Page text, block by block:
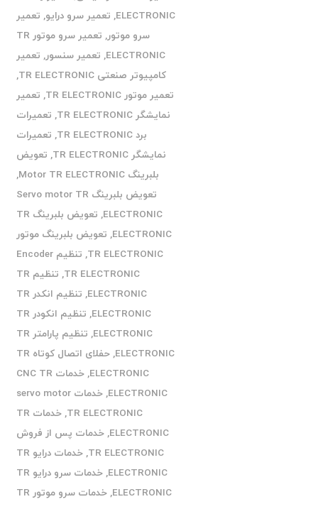
ELECTRONIC
, تعمیر سرو درایو, تعمیر
سرو موتور,
تعمیر سرو موتور TR
ELECTRONIC
, تعمیر سنسور, تعمیر
کامپیوتر صنعتی TR ELECTRONIC
,
تعمیر موتور TR ELECTRONIC
, تعمیر
نمایشگر TR ELECTRONIC
, تعمیرات
برد TR ELECTRONIC
, تعمیرات
نمایشگر TR ELECTRONIC
, تعویض
بلبرینگ Motor TR ELECTRONIC
,
تعویض بلبرینگ Servo motor TR
ELECTRONIC
,
تعویض بلبرینگ TR
ELECTRONIC
, تعویض بلبرینگ موتور
TR ELECTRONIC
,
تنظیم Encoder
TR ELECTRONIC
,
تنظیم TR
ELECTRONIC
,
تنظیم انکدر TR
ELECTRONIC
,
تنظیم انکودر TR
ELECTRONIC
,
تنظیم پارامتر TR
ELECTRONIC
,
حفلای اتصال کوتاه TR
ELECTRONIC
,
خدمات CNC TR
ELECTRONIC
,
خدمات servo motor
TR ELECTRONIC
,
خدمات TR
ELECTRONIC
,خدمات پس از فروش
TR ELECTRONIC
,
خدمات درایو TR
ELECTRONIC
,
خدمات سرو درایو TR
ELECTRONIC
,
خدمات سرو موتور TR